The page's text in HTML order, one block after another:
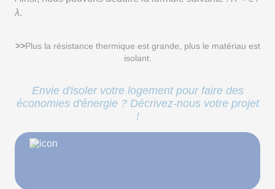
λ.
>>Plus la résistance thermique est grande, plus le matériau est
isolant.
Envie d'isoler votre logement pour faire des
économies d'énergie ? Décrivez-nous votre projet
!